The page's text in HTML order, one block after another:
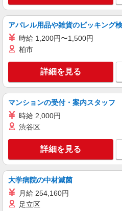
派遣社員
株式会社シエロ
【楽天モバイル
販売
時給1650円
残業代支給 ★交通
+゜・。○。・゜+
万円支給(規定有) お友達を紹介頂くと, インセンテ
ィブ支給(規定有) ★月2回払い・週払い可能（規程
有）★ ゜・。○。
鹿児島県鹿児
キープ
紹介予定派遣
株式会社シエロ
【softbank】人
売
月給209721
円〜33098円（
外労働の有無に
給し、相当時間
り追加で支給し
※残業代支給 ★交
鹿児島県鹿
アパレル用品や雑貨のピッキング
時給 1,200円〜1,500円
柏市
詳細を見る
マンションの受付・案内スタッフ
時給 2,000円
渋谷区
詳細を見る
大学病院の中材滅菌
月給 254,160円
足立区